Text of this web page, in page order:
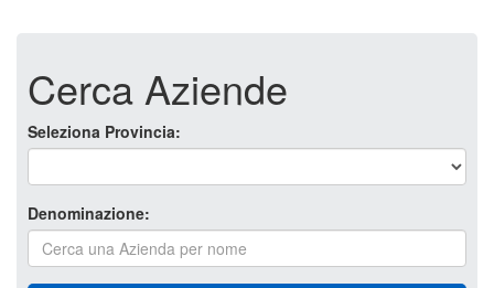
Cerca Aziende
Seleziona Provincia:
Denominazione: